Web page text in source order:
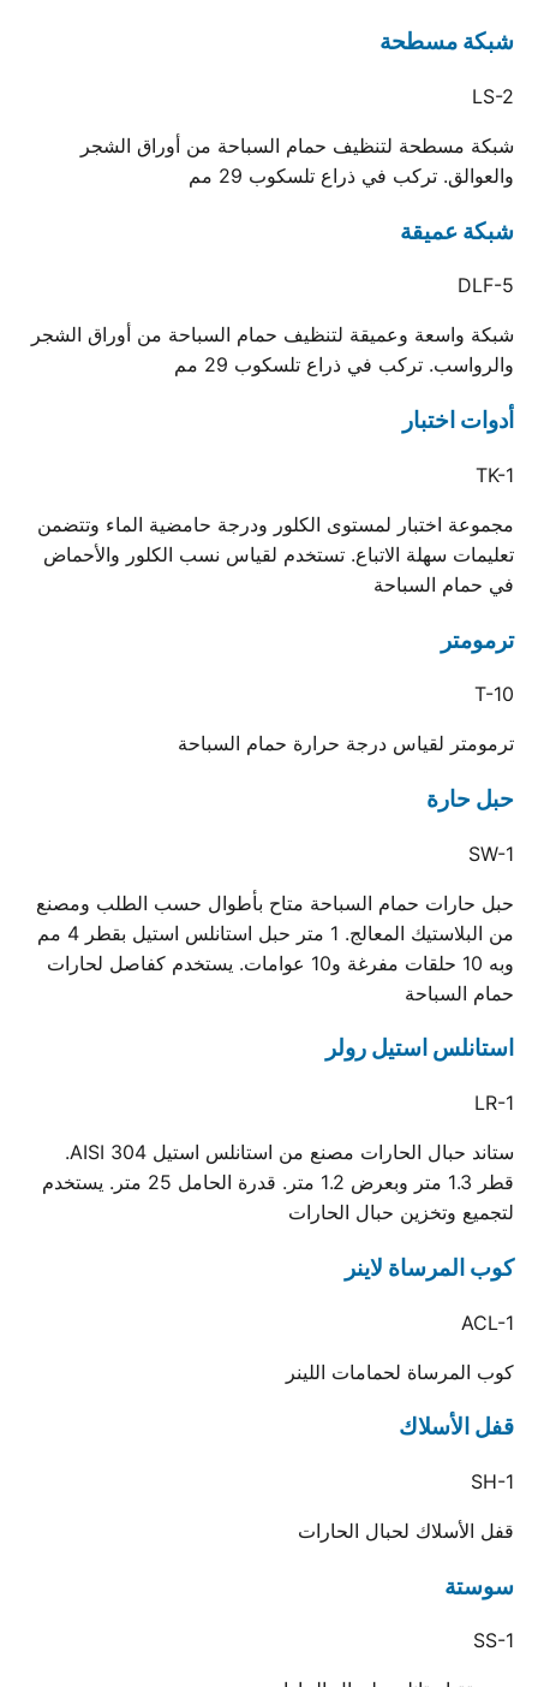
شبكة مسطحة
LS-2
شبكة مسطحة لتنظيف حمام السباحة من أوراق الشجر
والعوالق. تركب في ذراع تلسكوب 29 مم
شبكة عميقة
DLF-5
شبكة واسعة وعميقة لتنظيف حمام السباحة من أوراق الشجر
والرواسب. تركب في ذراع تلسكوب 29 مم
أدوات اختبار
TK-1
مجموعة اختبار لمستوى الكلور ودرجة حامضية الماء وتتضمن
تعليمات سهلة الاتباع. تستخدم لقياس نسب الكلور والأحماض
في حمام السباحة
ترمومتر
T-10
ترمومتر لقياس درجة حرارة حمام السباحة
حبل حارة
SW-1
حبل حارات حمام السباحة متاح بأطوال حسب الطلب ومصنع
من البلاستيك المعالج. 1 متر حبل استانلس استيل بقطر 4 مم
وبه 10 حلقات مفرغة و10 عوامات. يستخدم كفاصل لحارات
حمام السباحة
استانلس استيل رولر
LR-1
ستاند حبال الحارات مصنع من استانلس استيل AISI 304.
قطر 1.3 متر وبعرض 1.2 متر. قدرة الحامل 25 متر. يستخدم
لتجميع وتخزين حبال الحارات
كوب المرساة لاينر
ACL-1
كوب المرساة لحمامات اللينر
قفل الأسلاك
SH-1
قفل الأسلاك لحبال الحارات
سوستة
SS-1